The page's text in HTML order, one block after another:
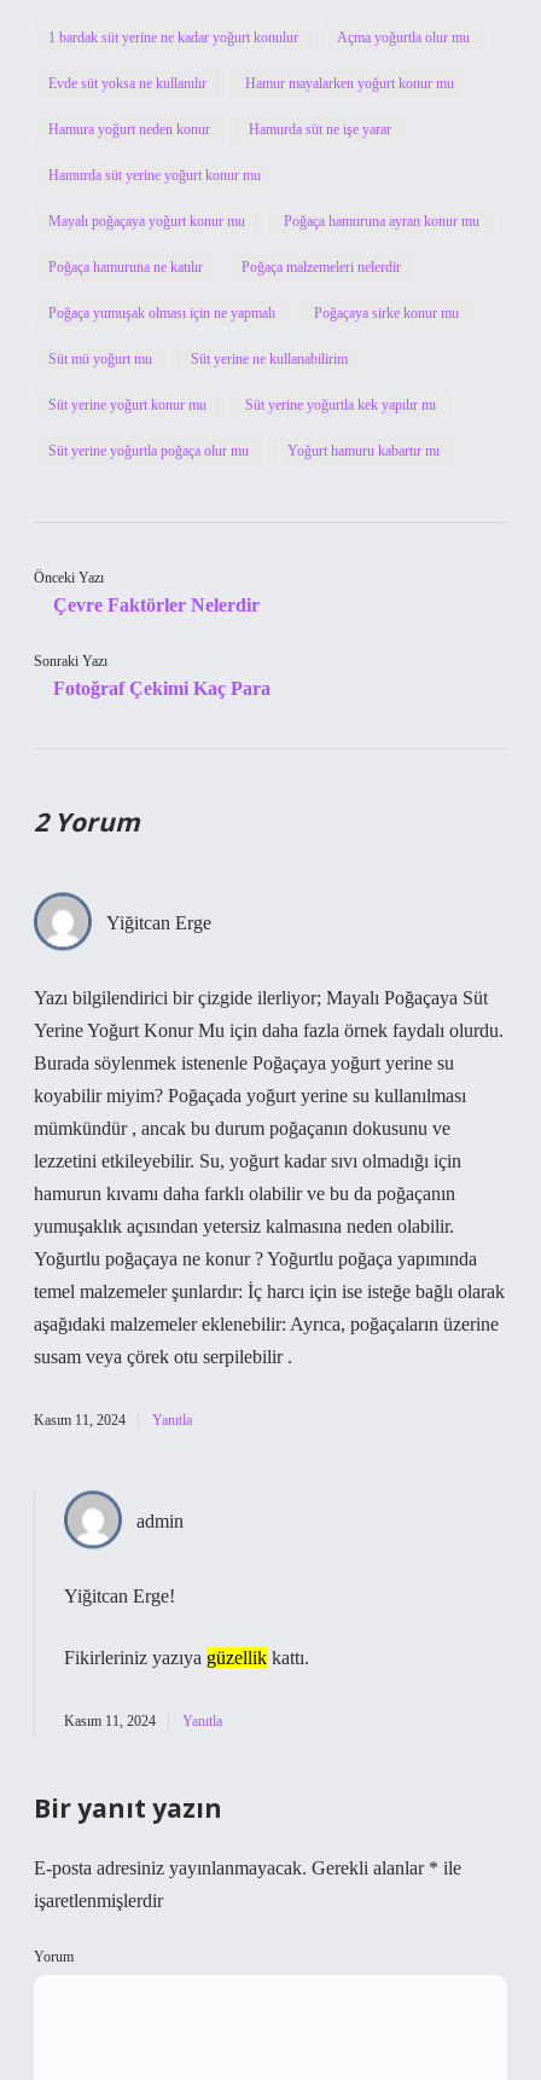
1 bardak süt yerine ne kadar yoğurt konulur Açma yoğurtla olur mu
Evde süt yoksa ne kullanılır Hamur mayalarken yoğurt konur mu
Hamura yoğurt neden konur Hamurda süt ne işe yarar
Hamurda süt yerine yoğurt konur mu
Mayalı poğaçaya yoğurt konur mu Poğaça hamuruna ayran konur mu
Poğaça hamuruna ne katılır Poğaça malzemeleri nelerdir
Poğaça yumuşak olması için ne yapmalı Poğaçaya sirke konur mu
Süt mü yoğurt mu Süt yerine ne kullanabilirim
Süt yerine yoğurt konur mu Süt yerine yoğurtla kek yapılır mı
Süt yerine yoğurtla poğaça olur mu Yoğurt hamuru kabartır mı
Önceki Yazı
Çevre Faktörler Nelerdir
Sonraki Yazı
Fotoğraf Çekimi Kaç Para
2 Yorum
Yiğitcan Erge
Yazı bilgilendirici bir çizgide ilerliyor; Mayalı Poğaçaya Süt
Yerine Yoğurt Konur Mu için daha fazla örnek faydalı olurdu.
Burada söylenmek istenenle Poğaçaya yoğurt yerine su
koyabilir miyim? Poğaçada yoğurt yerine su kullanılması
mümkündür , ancak bu durum poğaçanın dokusunu ve
lezzetini etkileyebilir. Su, yoğurt kadar sıvı olmadığı için
hamurun kıvamı daha farklı olabilir ve bu da poğaçanın
yumuşaklık açısından yetersiz kalmasına neden olabilir.
Yoğurtlu poğaçaya ne konur ? Yoğurtlu poğaça yapımında
temel malzemeler şunlardır: İç harcı için ise isteğe bağlı olarak
aşağıdaki malzemeler eklenebilir: Ayrıca, poğaçaların üzerine
susam veya çörek otu serpilebilir .
Kasım 11, 2024 Yanıtla
admin
Yiğitcan Erge!
Fikirleriniz yazıya güzellik kattı.
Kasım 11, 2024 Yanıtla
Bir yanıt yazın
E-posta adresiniz yayınlanmayacak. Gerekli alanlar * ile
işaretlenmişlerdir
Yorum